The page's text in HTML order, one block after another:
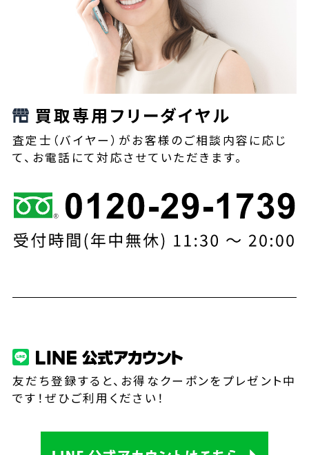
買取専用フリーダイヤル
査定士（バイヤー）がお客様のご相談内容に応じ
て、お電話にて対応させていただきます。
友だち登録すると、お得なクーポンをプレゼント中
です！ぜひご利用ください！